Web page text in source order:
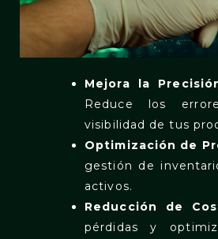
Mejora la
Reduce los
visibilidad de tus
Optimización de
gestión de
activos.
Reducción de
pérdidas y